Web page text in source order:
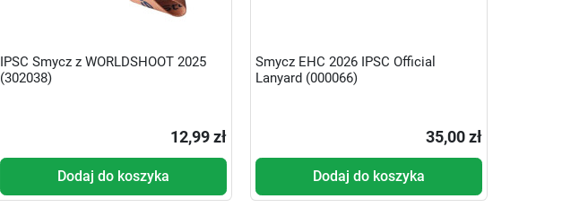
IPSC Smycz z WORLDSHOOT 2025
(302038)
12,99 zł
Dodaj do koszyka
Smycz EHC 2026 IPSC Official
Lanyard (000066)
35,00 zł
Dodaj do koszyka